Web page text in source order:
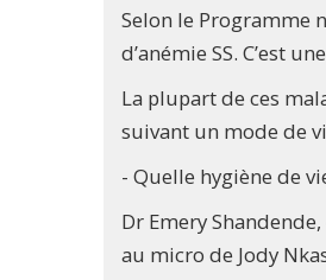
Selon le Programme
d’anémie SS. C’est
La plupart de ces
suivant un mode de
- Quelle hygiène de
Dr Emery
au micro de Jody